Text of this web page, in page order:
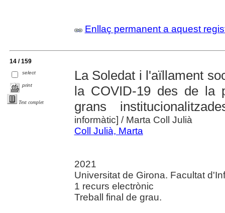
Enllaç permanent a aquest
14 / 159
select
print
Text complet
La Soledat i l'aïllament
la COVID-19 des de la
grans
informàtic] / Marta Coll Julià
Coll Julià, Marta
2021
Universitat de Girona. Facultat
1 recurs electrònic
Treball final de grau.